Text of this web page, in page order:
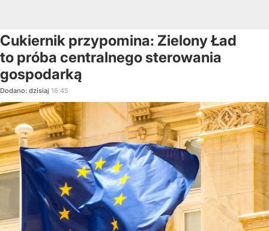
Cukiernik przypomina: Zielony Ład
to próba centralnego sterowania
gospodarką
Dodano: dzisiaj 16:45